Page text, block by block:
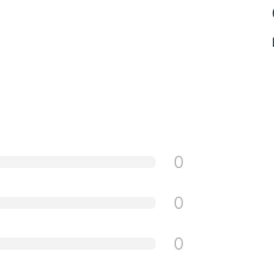
0
0
0